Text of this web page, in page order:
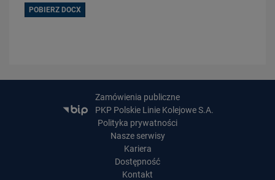
POBIERZ DOCX
Zamówienia publiczne
PKP Polskie Linie Kolejowe S.A.
Polityka prywatności
Nasze serwisy
Kariera
Dostępność
Kontakt